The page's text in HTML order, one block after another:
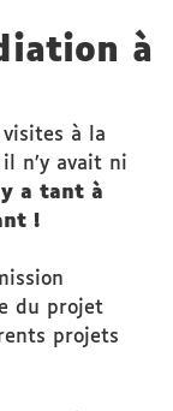
à
visites à la
n’y avait ni
a tant à
!
du projet
projets